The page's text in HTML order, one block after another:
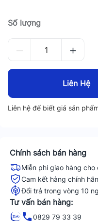
Số lượng
Liên Hệ
Liên hệ để biết giá sản
Chính sách bán hàng
Miễn phí giao hàng
Cam kết hàng chính
Đổi trả trong vòng 10
Tư vấn bán hàng:
0829 79 33 39